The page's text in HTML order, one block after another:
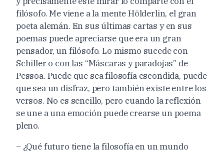
filósofo. Me viene a la mente Hölderlin, el gran
poeta alemán. En sus últimas cartas y en sus
poemas puede apreciarse que era un gran
pensador, un filósofo. Lo mismo sucede con
Schiller o con las “Máscaras y paradojas” de
Pessoa. Puede que sea filosofía escondida, puede
que sea un disfraz, pero también existe entre los
versos. No es sencillo, pero cuando la reflexión
se une a una emoción puede crearse un poema
pleno.
– ¿Qué futuro tiene la filosofía en un mundo